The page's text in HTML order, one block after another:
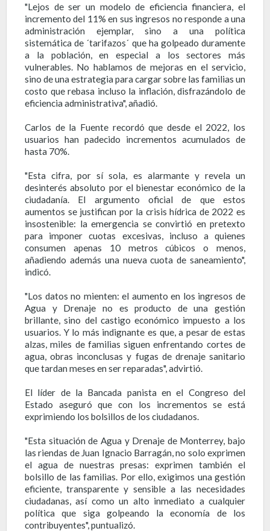
"Lejos de ser un modelo de eficiencia financiera, el
incremento del 11% en sus ingresos no responde a una
administración ejemplar, sino a una política
sistemática de ´tarifazos´ que ha golpeado duramente
a la población, en especial a los sectores más
vulnerables. No hablamos de mejoras en el servicio,
sino de una estrategia para cargar sobre las familias un
costo que rebasa incluso la inflación, disfrazándolo de
eficiencia administrativa", añadió.
Carlos de la Fuente recordó que desde el 2022, los
usuarios han padecido incrementos acumulados de
hasta 70%.
"Esta cifra, por sí sola, es alarmante y revela un
desinterés absoluto por el bienestar económico de la
ciudadanía. El argumento oficial de que estos
aumentos se justifican por la crisis hídrica de 2022 es
insostenible: la emergencia se convirtió en pretexto
para imponer cuotas excesivas, incluso a quienes
consumen apenas 10 metros cúbicos o menos,
añadiendo además una nueva cuota de saneamiento",
indicó.
"Los datos no mienten: el aumento en los ingresos de
Agua y Drenaje no es producto de una gestión
brillante, sino del castigo económico impuesto a los
usuarios. Y lo más indignante es que, a pesar de estas
alzas, miles de familias siguen enfrentando cortes de
agua, obras inconclusas y fugas de drenaje sanitario
que tardan meses en ser reparadas", advirtió.
El líder de la Bancada panista en el Congreso del
Estado aseguró que con los incrementos se está
exprimiendo los bolsillos de los ciudadanos.
"Esta situación de Agua y Drenaje de Monterrey, bajo
las riendas de Juan Ignacio Barragán, no solo exprimen
el agua de nuestras presas: exprimen también el
bolsillo de las familias. Por ello, exigimos una gestión
eficiente, transparente y sensible a las necesidades
ciudadanas, así como un alto inmediato a cualquier
política que siga golpeando la economía de los
contribuyentes", puntualizó.